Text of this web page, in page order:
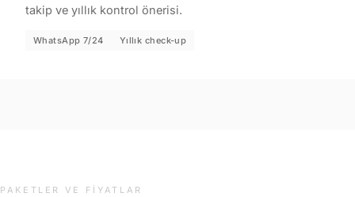
takip ve yıllık kontrol önerisi.
WhatsApp 7/24 Yıllık check-up
PAKETLER VE FIYATLAR